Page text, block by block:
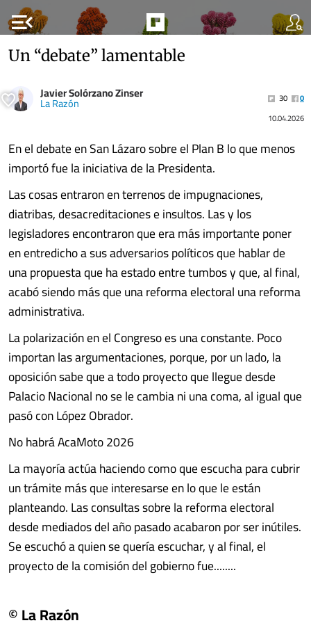
menu_open
Un “debate” lamentable
Javier Solórzano Zinser
La Razón 30
0
10.04.2026
En el debate en San Lázaro sobre el Plan B lo que menos
importó fue la iniciativa de la Presidenta.
Las cosas entraron en terrenos de impugnaciones,
diatribas, desacreditaciones e insultos. Las y los
legisladores encontraron que era más importante poner
en entredicho a sus adversarios políticos que hablar de
una propuesta que ha estado entre tumbos y que, al final,
acabó siendo más que una reforma electoral una reforma
administrativa.
La polarización en el Congreso es una constante. Poco
importan las argumentaciones, porque, por un lado, la
oposición sabe que a todo proyecto que llegue desde
Palacio Nacional no se le cambia ni una coma, al igual que
pasó con López Obrador.
No habrá AcaMoto 2026
La mayoría actúa haciendo como que escucha para cubrir
un trámite más que interesarse en lo que le están
planteando. Las consultas sobre la reforma electoral
desde mediados del año pasado acabaron por ser inútiles.
Se escuchó a quien se quería escuchar, y al final, el
proyecto de la comisión del gobierno fue........
© La Razón